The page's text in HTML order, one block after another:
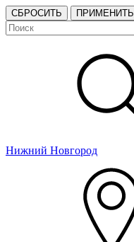
СБРОСИТЬ ПРИМЕНИТЬ
Нижний Новгород